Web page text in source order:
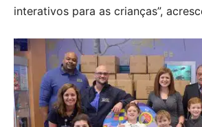
interativos para as crianças”,